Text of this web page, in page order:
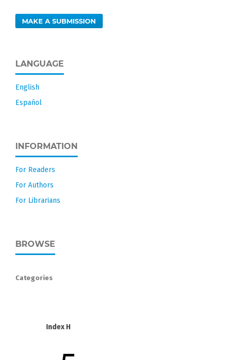
MAKE A SUBMISSION
LANGUAGE
English
Español
INFORMATION
For Readers
For Authors
For Librarians
BROWSE
Categories
Index H